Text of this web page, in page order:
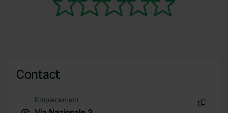
Contact
Emplacement